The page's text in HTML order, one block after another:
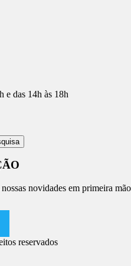
e das 14h às 18h
novidades em primeira
reservados